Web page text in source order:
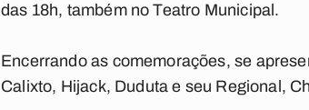
das 18h, também no Teatro Municipal.
Encerrando as comemorações, se
Calixto, Hijack, Duduta e seu Regional,